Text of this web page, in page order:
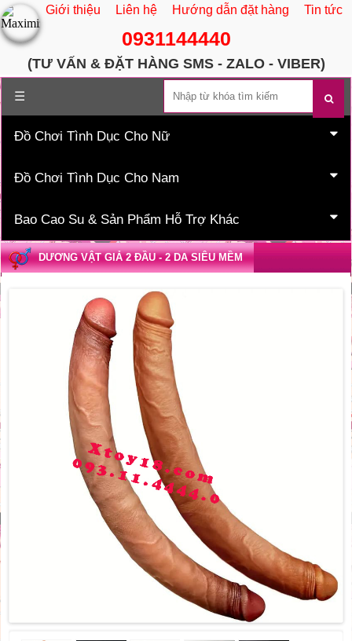
Giới thiệu Liên hệ Hướng dẫn đặt hàng Tin tức
0931144440
(TƯ VẤN & ĐẶT HÀNG SMS - ZALO - VIBER)
☰
Trang chủ
Đồ Chơi Tình Dục Cho Nữ
Đồ Chơi Tình Dục Cho Nam
Bao Cao Su & Sản Phẩm Hỗ Trợ Khác
DƯƠNG VẬT GIẢ 2 ĐẦU - 2 DA SIÊU MỀM